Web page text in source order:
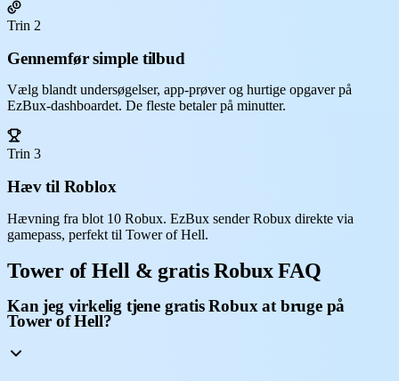
Trin 2
Gennemfør simple tilbud
Vælg blandt undersøgelser, app-prøver og hurtige opgaver på
EzBux-dashboardet. De fleste betaler på minutter.
Trin 3
Hæv til Roblox
Hævning fra blot 10 Robux. EzBux sender Robux direkte via
gamepass, perfekt til Tower of Hell.
Tower of Hell & gratis Robux FAQ
Kan jeg virkelig tjene gratis Robux at bruge på
Tower of Hell?